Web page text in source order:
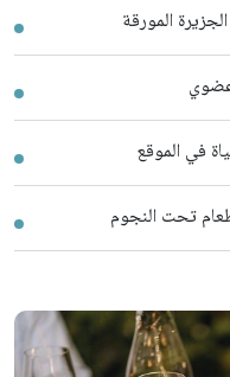
المورقة
في الموقع
تحت النجوم